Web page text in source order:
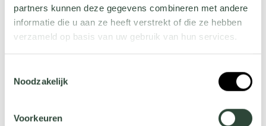
partners kunnen deze gegevens combineren met andere
informatie die u aan ze heeft verstrekt of die ze hebben
verzameld op basis van uw gebruik van hun services.
jehier.
Noodzakelijk
Voorkeuren
Stap 4
UITWERKING
Van concept naar tekening. We maken een eerste
tekening voor de productie van een prototype. Hierbij
het concept, maar zijn ook de kwaliteitseisen zeer